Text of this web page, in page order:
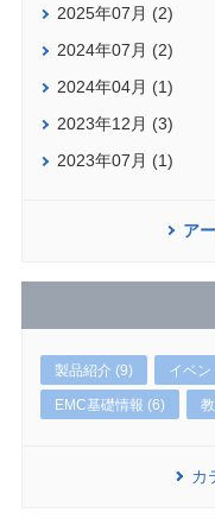
2025年07月 (2)
2024年07月 (2)
2024年04月 (1)
2023年12月 (3)
2023年07月 (1)
ア
製品紹介 (9) イベン
EMC基礎情報 (6)
カ